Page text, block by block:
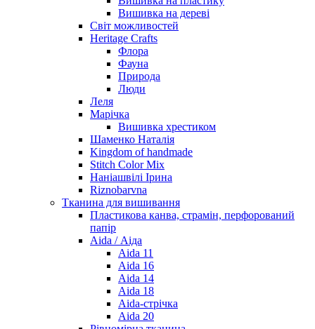
Вишивка на дереві
Світ можливостей
Heritage Crafts
Флора
Фауна
Природа
Люди
Леля
Марічка
Вишивка хрестиком
Шаменко Наталія
Kingdom of handmade
Stitch Color Mix
Наніашвілі Ірина
Riznobarvna
Тканина для вишивання
Пластикова канва, страмін, перфорований
папір
Aida / Аіда
Aida 11
Aida 16
Aida 14
Aida 18
Aida-стрічка
Aida 20